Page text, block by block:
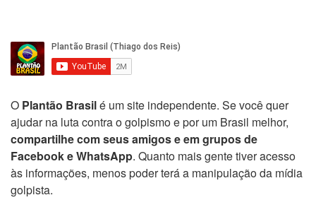
O Plantão Brasilé um site independente. Se você quer
ajudar na luta contra o golpismo e por um Brasil melhor,
compartilhe com seus amigos e em grupos de
Facebook e WhatsApp. Quanto mais gente tiver acesso
às informações, menos poder terá a manipulação da mídia
golpista.